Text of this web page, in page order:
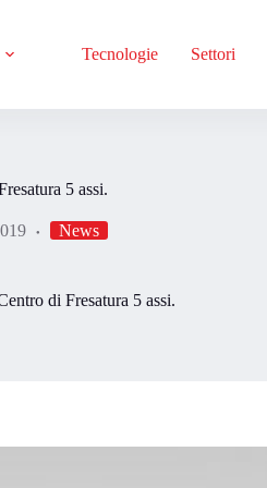
Tecnologie Settori
5 assi.
News
di Fresatura 5 assi.